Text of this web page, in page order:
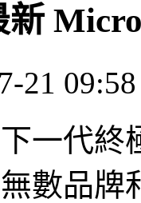
新
21
一代終
數品牌